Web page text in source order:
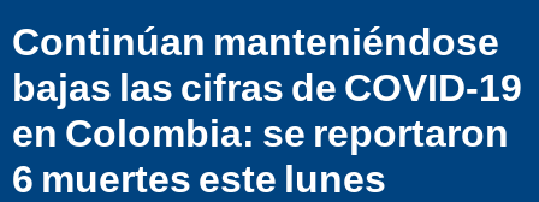
Continúan manteniéndose
bajas las cifras de COVID-19
en Colombia: se reportaron
6 muertes este lunes